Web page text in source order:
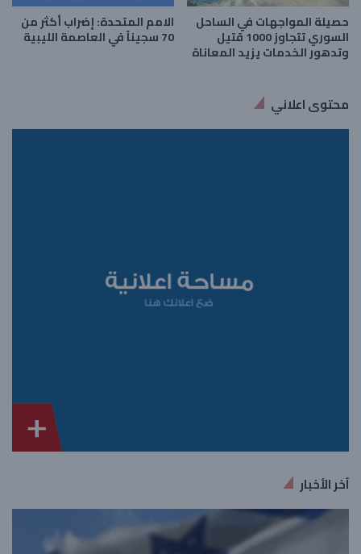
حصيلة المواجهات في الساحل
السوري تتجاوز 1000 قتيل
وتدهور الخدمات يزيد المعاناة
الامم المتحدة: إضراب أكثر من
70 سجيناً في العاصمة الليبية
محتوى اعلاني
آخر الأخبار